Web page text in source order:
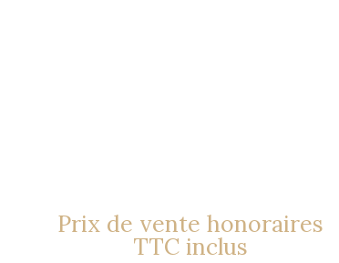
Prix de vente honoraires
TTC inclus